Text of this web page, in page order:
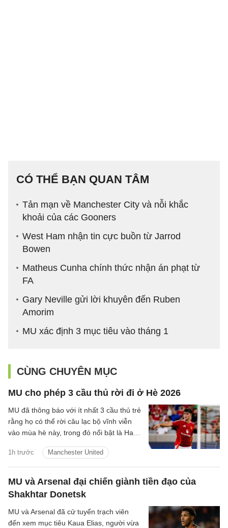
CÓ THỂ BẠN QUAN TÂM
Tản mạn về Manchester City và nỗi khắc
khoải của các Gooners
West Ham nhận tin cực buồn từ Jarrod
Bowen
Matheus Cunha chính thức nhận án phạt từ
FA
Gary Neville gửi lời khuyên đến Ruben
Amorim
MU xác định 3 mục tiêu vào tháng 1
CÙNG CHUYÊN MỤC
MU cho phép 3 cầu thủ rời đi ở Hè 2026
1h trước Manchester United
MU đã thông báo với ít nhất 3 cầu thủ trẻ
rằng họ có thể rời câu lạc bộ vĩnh viễn
vào mùa hè này, trong đó nổi bật là Harry
MU và Arsenal đại chiến giành tiền đạo của
Shakhtar Donetsk
MU và Arsenal đã cử tuyển trạch viên
đến xem mục tiêu Kaua Elias, người vừa